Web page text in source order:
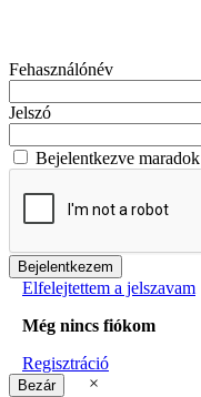
Fehasználónév
Jelszó
Bejelentkezve maradok
Elfelejtettem a jelszavam
Még nincs fiókom
Regisztráció
×